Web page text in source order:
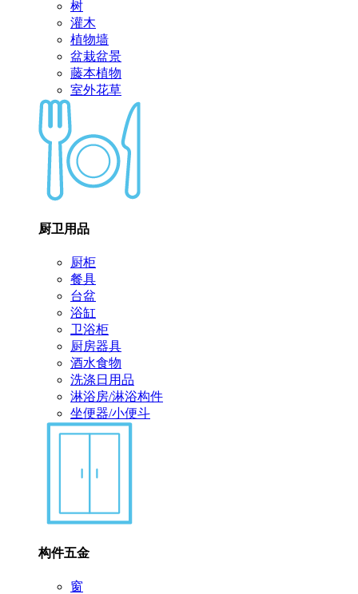
树
灌木
植物墙
盆栽盆景
藤本植物
室外花草
厨卫用品
厨柜
餐具
台盆
浴缸
卫浴柜
厨房器具
酒水食物
洗涤日用品
淋浴房/淋浴构件
坐便器/小便斗
构件五金
窗